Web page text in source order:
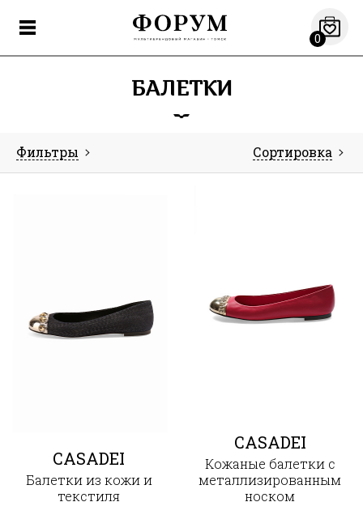
0
БАЛЕТКИ
Фильтры Сортировка
CASADEI
Балетки из кожи и
текстиля
CASADEI
Кожаные балетки с
металлизированным
носком